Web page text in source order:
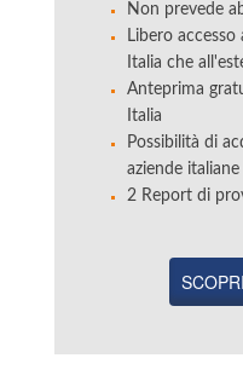
Non prevede
Libero accesso
Italia che
Anteprima
Italia
Possibilità di
aziende
2 Report di